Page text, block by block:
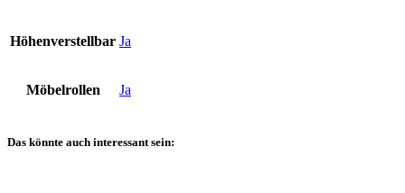
Höhenverstellbar Ja
Möbelrollen Ja
Das könnte auch interessant sein: